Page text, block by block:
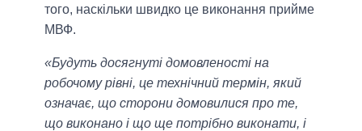
того, наскільки швидко це виконання прийме
МВФ.
«Будуть досягнуті домовленості на
робочому рівні, це технічний термін, який
означає, що сторони домовилися про те,
що виконано і що ще потрібно виконати, і